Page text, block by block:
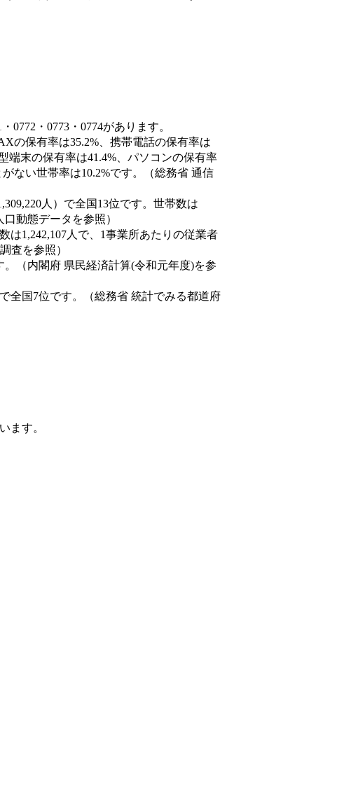
0772・0773・0774があります。
の保有率は35.2%、携帯電話の保有率は
端末の保有率は41.4%、パソコンの保有率
ない世帯率は10.2%です。（総務省 通信
人）で全国13位です。世帯数は
動態データを参照）
は1,242,107人で、1事業所あたりの従業者
査を参照）
（内閣府 県民経済計算(令和元年度)を参
全国7位です。（総務省 統計でみる都道府
ます。